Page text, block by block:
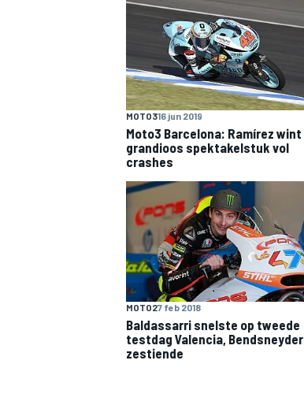
INDYCAR
WEC DTM
MOTO316 jun 2019
Moto3 Barcelona: Ramírez wint
grandioos spektakelstuk vol
crashes
MOTO27 feb 2018
Baldassarri snelste op tweede
testdag Valencia, Bendsneyder
zestiende